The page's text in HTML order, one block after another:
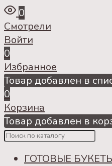
0
Смотрели
Войти
0
Избранное
Товар добавлен в
0
Корзина
Товар добавлен в
ГОТОВЫЕ